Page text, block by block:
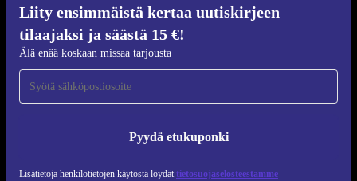
Liity ensimmäistä kertaa uutiskirjeen
tilaajaksi ja säästä 15 €!
Älä enää koskaan missaa tarjousta
Pyydä etukuponki
Lisätietoja henkilötietojen käytöstä löydät tietosuojaselosteestamme
Laatu
Tietoa meistä